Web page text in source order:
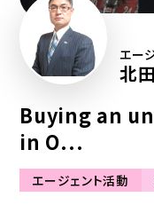
エー
北
Buying an
in O...
エージェント活動